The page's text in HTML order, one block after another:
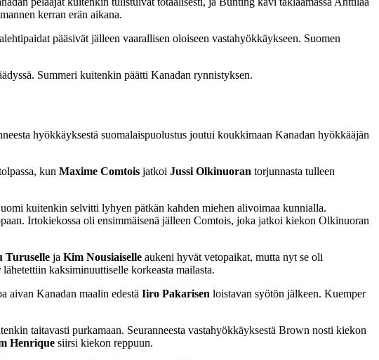
kerran erän aikana.
pääsivät jälleen vaarallisen oloiseen vastahyökkäykseen. Suomen
Summeri kuitenkin päätti Kanadan rynnistyksen.
hyökkäyksestä suomalaispuolustus joutui koukkimaan Kanadan hyökkääjän
kun Maxime Comtois jatkoi Jussi Olkinuoran torjunnasta tulleen
kuitenkin selvitti lyhyen pätkän kahden miehen alivoimaa kunnialla.
Irtokiekossa oli ensimmäisenä jälleen Comtois, joka jatkoi kiekon Olkinuoran
Turuselle ja Kim Nousiaiselle aukeni hyvät vetopaikat, mutta nyt se oli
lähetettiin kaksiminuuttiselle korkeasta mailasta.
aivan Kanadan maalin edestä Iiro Pakarisen loistavan syötön jälkeen. Kuemper
taitavasti purkamaan. Seuranneesta vastahyökkäyksestä Brown nosti kiekon
Henrique siirsi kiekon reppuun.